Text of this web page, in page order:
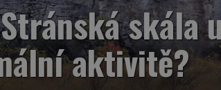
aktivitě?